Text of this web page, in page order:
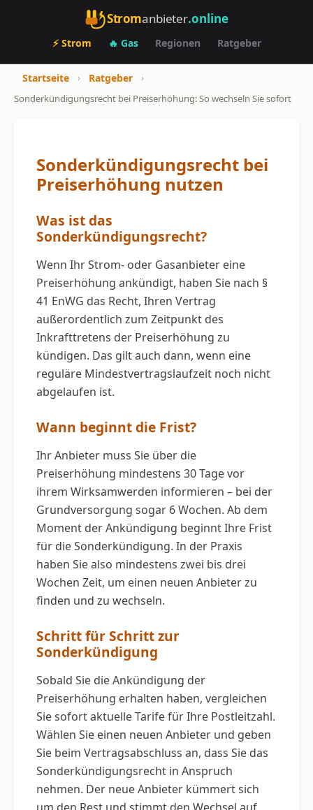
Stromanbieter.online
⚡ Strom 🔥 Gas Regionen Ratgeber
Startseite › Ratgeber
›
Sonderkündigungsrecht bei Preiserhöhung: So wechseln Sie sofort
Sonderkündigungsrecht bei
Preiserhöhung nutzen
Was ist das
Sonderkündigungsrecht?
Wenn Ihr Strom- oder Gasanbieter eine
Preiserhöhung ankündigt, haben Sie nach §
41 EnWG das Recht, Ihren Vertrag
außerordentlich zum Zeitpunkt des
Inkrafttretens der Preiserhöhung zu
kündigen. Das gilt auch dann, wenn eine
reguläre Mindestvertragslaufzeit noch nicht
abgelaufen ist.
Wann beginnt die Frist?
Ihr Anbieter muss Sie über die
Preiserhöhung mindestens 30 Tage vor
ihrem Wirksamwerden informieren – bei der
Grundversorgung sogar 6 Wochen. Ab dem
Moment der Ankündigung beginnt Ihre Frist
für die Sonderkündigung. In der Praxis
haben Sie also mindestens zwei bis drei
Wochen Zeit, um einen neuen Anbieter zu
finden und zu wechseln.
Schritt für Schritt zur
Sonderkündigung
Sobald Sie die Ankündigung der
Preiserhöhung erhalten haben, vergleichen
Sie sofort aktuelle Tarife für Ihre Postleitzahl.
Wählen Sie einen neuen Anbieter und geben
Sie beim Vertragsabschluss an, dass Sie das
Sonderkündigungsrecht in Anspruch
nehmen. Der neue Anbieter kümmert sich